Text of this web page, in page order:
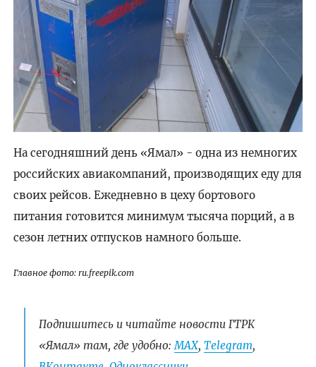
На сегодняшний день «Ямал» - одна из немногих
российских авиакомпаний, производящих еду для
своих рейсов. Ежедневно в цеху бортового
питания готовится минимум тысяча порций, а в
сезон летних отпусков намного больше.
Главное фото: ru.freepik.com
Подпишитесь и читайте новости ГТРК
«Ямал» там, где удобно:МАХ, Telegram,